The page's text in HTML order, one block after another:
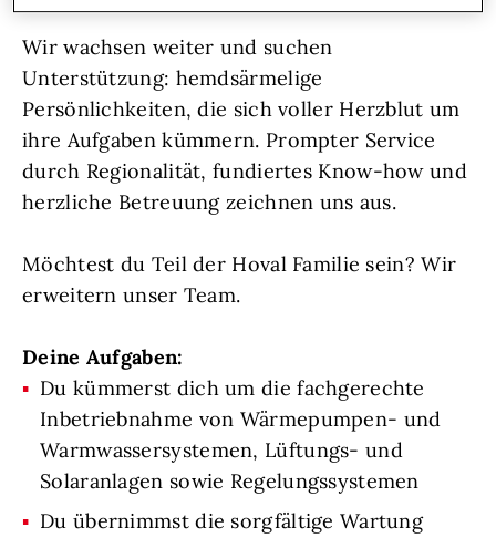
Wir wachsen weiter und suchen
Unterstützung: hemdsärmelige
Persönlichkeiten, die sich voller Herzblut um
ihre Aufgaben kümmern. Prompter Service
durch Regionalität, fundiertes Know-how und
herzliche Betreuung zeichnen uns aus.
Möchtest du Teil der Hoval Familie sein? Wir
erweitern unser Team.
Deine Aufgaben:
Du kümmerst dich um die fachgerechte
Inbetriebnahme von Wärmepumpen- und
Warmwassersystemen, Lüftungs- und
Solaranlagen sowie Regelungssystemen
Du übernimmst die sorgfältige Wartung